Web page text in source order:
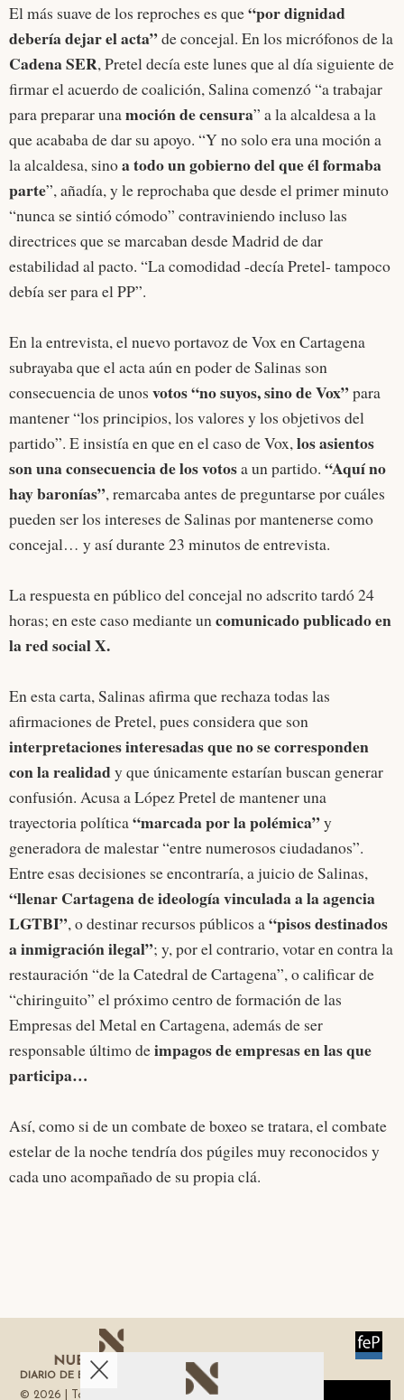
El más suave de los reproches es que“por dignidad
debería dejar el acta”de concejal. En los micrófonos de la
Cadena SER, Pretel decía este lunes que al día siguiente de
firmar el acuerdo de coalición, Salina comenzó “a trabajar
para preparar unamoción de censura” a la alcaldesa a la
que acababa de dar su apoyo. “Y no solo era una moción a
la alcaldesa, sinoa todo un gobierno del que él formaba
parte”, añadía, y le reprochaba que desde el primer minuto
“nunca se sintió cómodo” contraviniendo incluso las
directrices que se marcaban desde Madrid de dar
estabilidad al pacto. “La comodidad -decía Pretel- tampoco
debía ser para el PP”.
En la entrevista, el nuevo portavoz de Vox en Cartagena
subrayaba que el acta aún en poder de Salinas son
consecuencia de unos votos “no suyos, sino de Vox”para
mantener “los principios, los valores y los objetivos del
partido”. E insistía en que en el caso de Vox,los asientos
son una consecuencia de los votosa un partido. “Aquí no
hay baronías”, remarcaba antes de preguntarse por cuáles
pueden ser los intereses de Salinas por mantenerse como
concejal… y así durante 23 minutos de entrevista.
La respuesta en público del concejal no adscrito tardó 24
horas; en este caso mediante uncomunicado publicado en
la red social X.
En esta carta, Salinas afirma que rechaza todas las
afirmaciones de Pretel, pues considera que son
interpretaciones interesadas que no se corresponden
con la realidady que únicamente estarían buscan generar
confusión. Acusa a López Pretel de mantener una
trayectoria política“marcada por la polémica”y
generadora de malestar “entre numerosos ciudadanos”.
Entre esas decisiones se encontraría, a juicio de Salinas,
“llenar Cartagena de ideología vinculada a la agencia
LGTBI”, o destinar recursos públicos a“pisos destinados
a inmigración ilegal”; y, por el contrario, votar en contra la
restauración “de la Catedral de Cartagena”, o calificar de
“chiringuito” el próximo centro de formación de las
Empresas del Metal en Cartagena, además de ser
responsable último deimpagos de empresas en las que
participa…
Así, como si de un combate de boxeo se tratara, el combate
estelar de la noche tendría dos púgiles muy reconocidos y
cada uno acompañado de su propia clá.
DIARIO DE ECONOMÍA DE LA REGIÓN DE MURCIA
© 2026 | Todos los derechos reservados